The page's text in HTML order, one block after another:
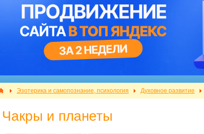
Эзотерика и самопознание, психология Духовное развитие
Чакры и планеты